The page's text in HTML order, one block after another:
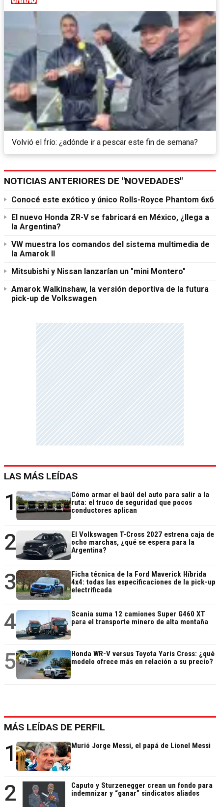
Volvió el frío: ¿adónde ir a pescar este fin de semana?
NOTICIAS ANTERIORES DE "NOVEDADES"
Conocé este exótico y único Rolls-Royce Phantom 6x6
El nuevo Honda ZR-V se fabricará en México, ¿llega a
la Argentina?
VW muestra los comandos del sistema multimedia de
la Amarok II
Mitsubishi y Nissan lanzarían un "mini Montero"
Amarok Walkinshaw, la versión deportiva de la futura
pick-up de Volkswagen
LAS MÁS LEÍDAS
1
Cómo armar el baúl del auto para salir a la
ruta: el truco de seguridad que pocos
conductores aplican
2
El Volkswagen T-Cross 2027 estrena caja de
ocho marchas, ¿qué se espera para la
Argentina?
3
Ficha técnica de la Ford Maverick Híbrida
4x4: todas las especificaciones de la pick-up
electrificada
4
Scania suma 12 camiones Super G460 XT
para el transporte minero de alta montaña
5
Honda WR-V versus Toyota Yaris Cross: ¿qué
modelo ofrece más en relación a su precio?
MÁS LEÍDAS DE PERFIL
1 Murió Jorge Messi, el papá de Lionel Messi
2
Caputo y Sturzenegger crean un fondo para
indemnizar y “ganar” sindicatos aliados